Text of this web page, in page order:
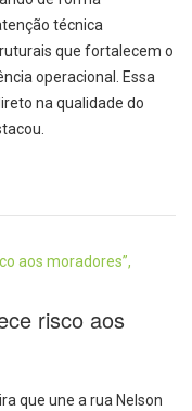
técnica
que fortalecem o
operacional. Essa
na qualidade do
risco aos
que une a rua Nelson